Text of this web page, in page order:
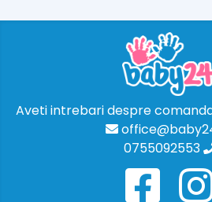
Aveti intrebari despre
0755092553